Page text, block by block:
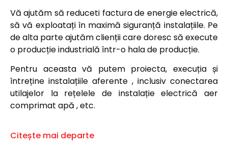
Vă ajutăm să reduceti factura de energie electrică,
să vă exploatați în maximă siguranță instalațiile. Pe
de alta parte ajutăm clienții care doresc să execute
o producție industrială într-o hala de producție.
Pentru aceasta vă putem proiecta, execuția și
întreține instalațiile aferente , inclusiv conectarea
utilajelor la rețelele de instalație electrică aer
comprimat apă , etc.
Citește mai departe